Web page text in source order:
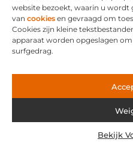
website bezoekt, waarin u
van cookies en gevraagd om
Cookies zijn kleine
apparaat worden opgeslagen
surfgedrag.
Bekijk
Bericht categorie